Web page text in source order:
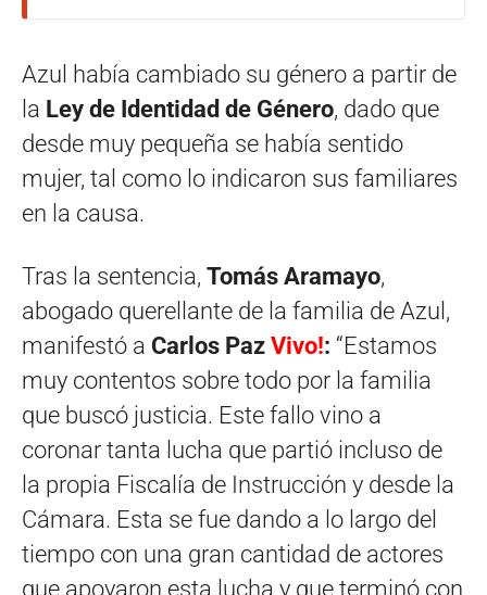
Azul había cambiado su género a partir de
la Ley de Identidad de Género, dado que
desde muy pequeña se había sentido
mujer, tal como lo indicaron sus familiares
en la causa.
Tras la sentencia, Tomás Aramayo,
abogado querellante de la familia de Azul,
manifestó a Carlos Paz Vivo!: “Estamos
muy contentos sobre todo por la familia
que buscó justicia. Este fallo vino a
coronar tanta lucha que partió incluso de
la propia Fiscalía de Instrucción y desde la
Cámara. Esta se fue dando a lo largo del
tiempo con una gran cantidad de actores
que apoyaron esta lucha y que terminó con